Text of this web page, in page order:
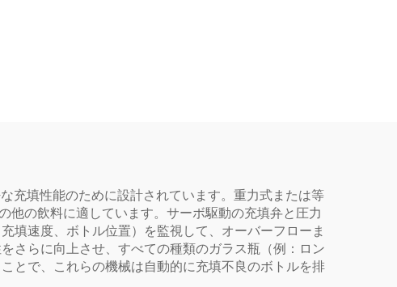
充填性能のために設計されています。重力式または等
他の飲料に適しています。サーボ駆動の充填弁と圧力
填速度、ボトル位置）を監視して、オーバーフローま
さらに向上させ、すべての種類のガラス瓶（例：ロン
とで、これらの機械は自動的に充填不良のボトルを排